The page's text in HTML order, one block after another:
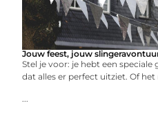
Jouw feest, jouw
Stel je voor: je hebt een
dat alles er perfect uitziet. Of
...